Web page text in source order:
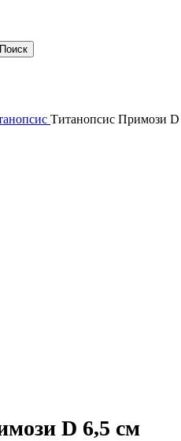
Поиск
Титанопсис Примози
D 6,5 см